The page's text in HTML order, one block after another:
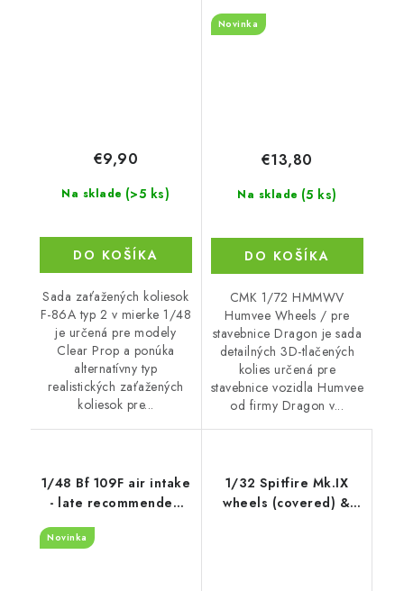
Na sklade (>5 ks)
€9,90
DO KOŠÍKA
Sada zaťažených koliesok
F-86A typ 2 v mierke 1/48
je určená pre modely
Clear Prop a ponúka
alternatívny typ
realistických zaťažených
koliesok pre...
Novinka
Na sklade (5 ks)
€13,80
DO KOŠÍKA
CMK 1/72 HMMWV
Humvee Wheels / pre
stavebnice Dragon je sada
detailných 3D-tlačených
kolies určená pre
stavebnice vozidla Humvee
od firmy Dragon v...
1/48 Bf 109F air intake
- late recommended
for Hasegawa
Novinka
1/32 Spitfire Mk.IX
wheels (covered) &